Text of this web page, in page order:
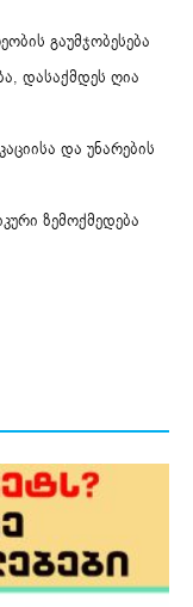
გაუმჯობესება
დასაქმდეს ღია
და უნარების
ზემოქმედება